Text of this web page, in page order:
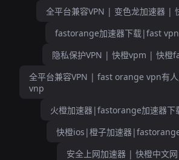
全平台兼容VPN | 变色龙加速器 |
fastorange加速器下载|fast
隐私保护VPN | 快橙vpm | 快橙
全平台兼容VPN | fast orange vpn有
vnp
火橙加速器|fastorange加速器
快橙ios|橙子加速器
安全上网加速器 | 快橙中文